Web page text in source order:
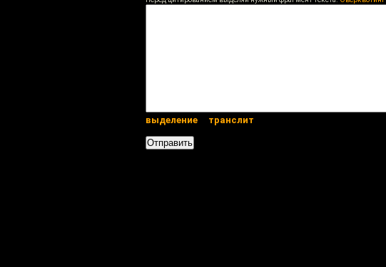
выделение транслит